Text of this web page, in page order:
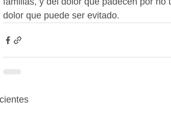
dolor que puede ser evitado.